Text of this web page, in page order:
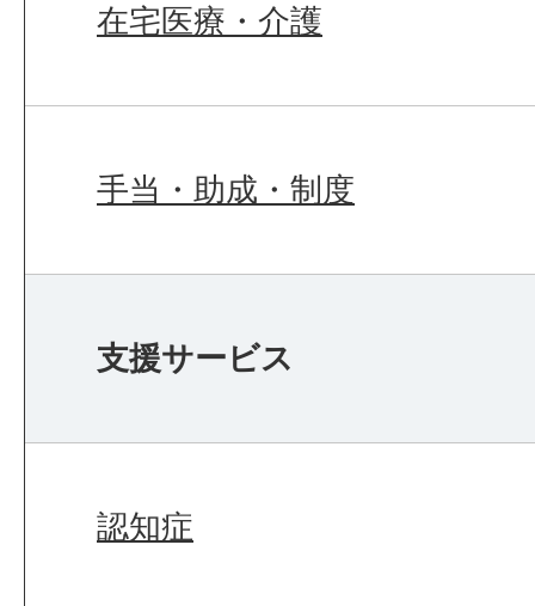
在宅医療・介護
手当・助成・制度
支援サービス
認知症